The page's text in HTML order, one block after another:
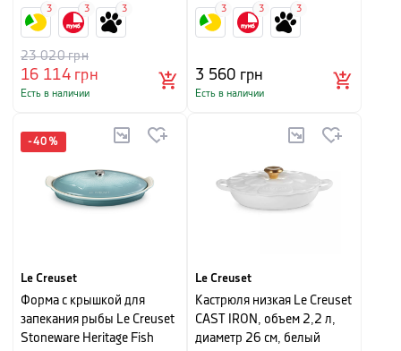
16 114грн
23 020грн
Есть в наличии
3 3 3
3 560 грн
Есть в наличии
3 3 3
-40 %
Le Creuset
Форма с крышкой для
запекания рыбы Le Creuset
Stoneware Heritage Fish
Le Creuset
Кастрюля низкая Le Creuset
CAST IRON, объем 2,2 л,
диаметр 26 см, белый